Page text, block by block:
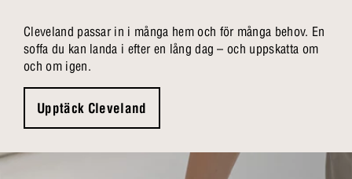
Cleveland passar in i många hem och för många behov. En
soffa du kan landa i efter en lång dag – och uppskatta om
och om igen.
Upptäck Cleveland